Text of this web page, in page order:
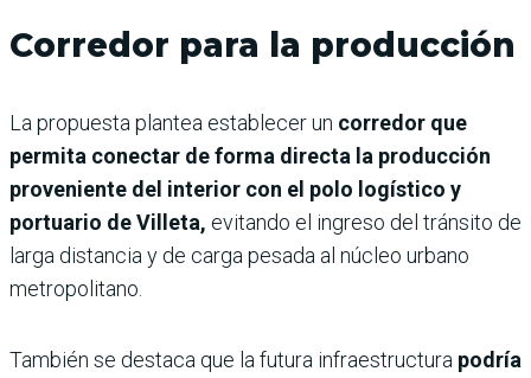
Corredor para la producción
La propuesta plantea establecer un corredor que
permita conectar de forma directa la producción
proveniente del interior con el polo logístico y
portuario de Villeta, evitando el ingreso del tránsito de
larga distancia y de carga pesada al núcleo urbano
metropolitano.
También se destaca que la futura infraestructura podría